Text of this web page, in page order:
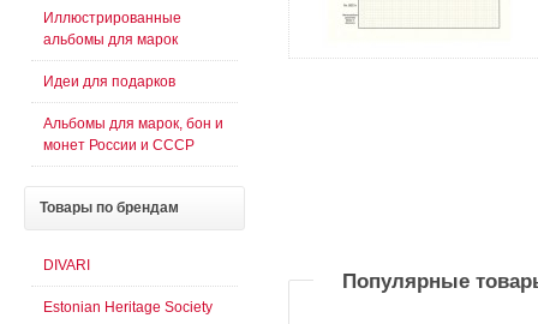
Популярные
Иллюстрированные
альбомы для марок
Идеи для подарков
Альбомы для марок, бон и
монет России и СССР
Товары по брендам
DIVARI
Estonian Heritage Society